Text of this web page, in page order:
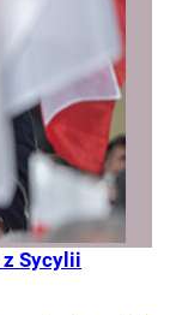
z Sycylii